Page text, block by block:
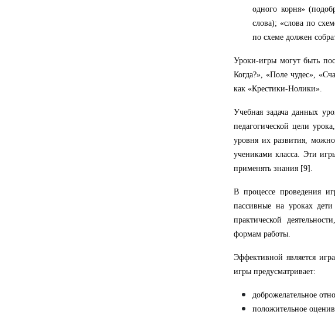
одного корня»
слова); «слова по
по схеме должен
Уроки-игры могут быть
Когда?», «Поле чудес»,
как «Крестики-Нолики».
Учебная задача данных
педагогической цели
уровня их развития,
учениками класса. Эти
применять знания [9].
В процессе проведения
пассивные на уроках
практической
формам работы.
Эффективной является
игры предусматривает:
доброжелательное
положительное